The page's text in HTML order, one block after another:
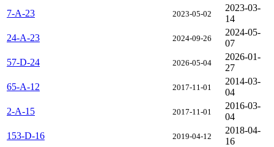
7-A-23
2023-05-02
2023-03-
14
24-A-23
2024-09-26
2024-05-
07
57-D-24
2026-05-04
2026-01-
27
65-A-12
2017-11-01
2014-03-
04
2-A-15
2017-11-01
2016-03-
04
153-D-16
2019-04-12
2018-04-
16